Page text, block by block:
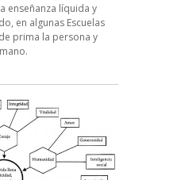
enseñanza líquida y
en algunas Escuelas
prima la persona y